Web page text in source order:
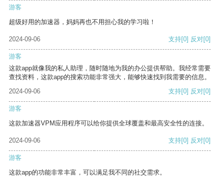
游客
超级好用的加速器，妈妈再也不用担心我的学习啦！
2024-09-06 支持[0] 反对[0]
游客
这款app就像我的私人助理，随时随地为我的办公提供帮助。我经常需要
查找资料，这款app的搜索功能非常强大，能够快速找到我需要的信息。
2024-09-06
支持[0] 反对[0]
游客
这款加速器VPM应用程序可以给你提供全球覆盖和最高安全性的连接。
2024-09-06 支持[0] 反对[0]
游客
这款app的功能非常丰富，可以满足我不同的社交需求。